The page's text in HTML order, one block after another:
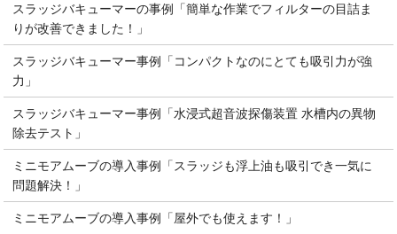
スラッジバキューマーの事例「簡単な作業でフィルターの目詰ま
りが改善できました！」
スラッジバキューマー事例「コンパクトなのにとても吸引力が強
力」
スラッジバキューマー事例「水浸式超音波探傷装置 水槽内の異物
除去テスト」
ミニモアムーブの導入事例「スラッジも浮上油も吸引でき一気に
問題解決！」
ミニモアムーブの導入事例「屋外でも使えます！」